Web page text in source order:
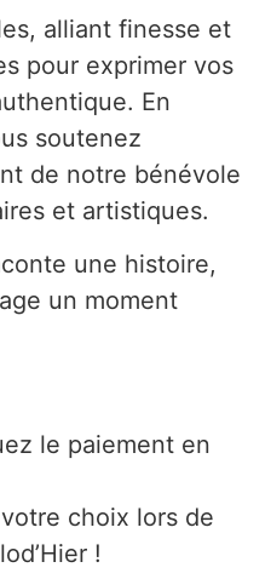
alliant finesse et
pour exprimer vos
En
soutenez
de notre bénévole
et artistiques.
une histoire,
un moment
le paiement en
choix lors de
!